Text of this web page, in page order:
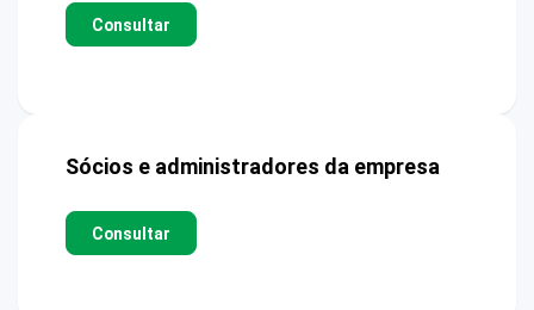
Consultar
Sócios e administradores da empresa
Consultar